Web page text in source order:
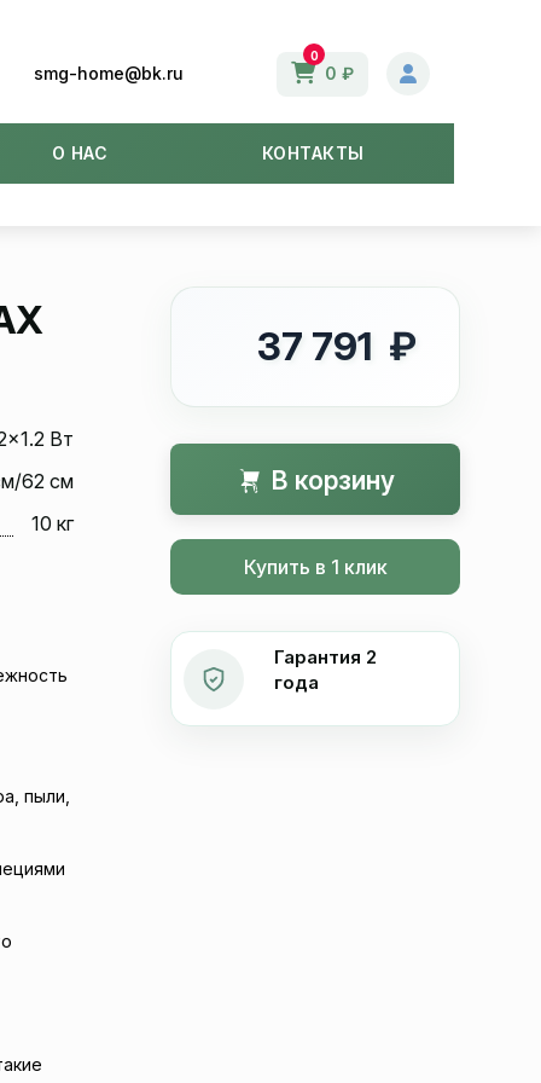
smg-home@bk.ru
0
0 ₽
О НАС КОНТАКТЫ
Вт
62 см
10 кг
пыли,
37 791 ₽
В корзину
Купить в 1 клик
Гарантия 2
года